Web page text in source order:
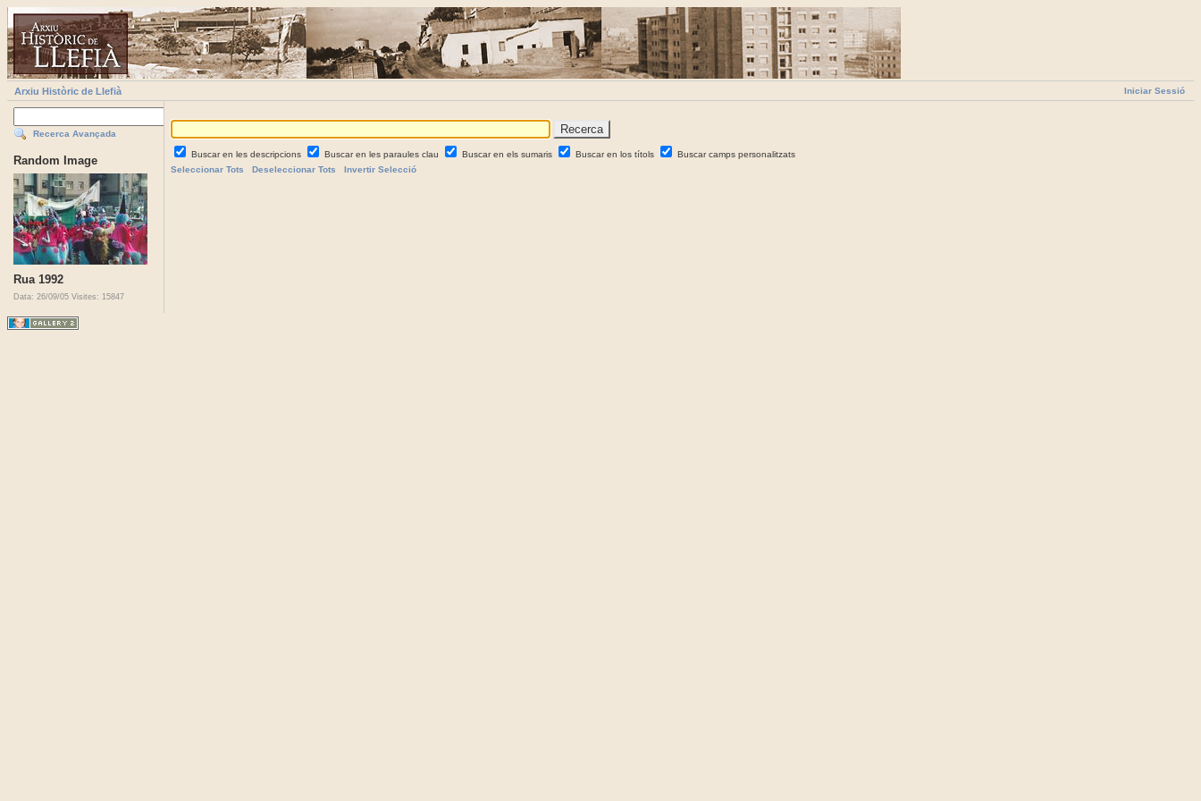
Iniciar Sessió
Arxiu Històric de Llefià
Recerca Avançada
Random Image
Rua 1992
Data: 26/09/05 Visites: 15847
Buscar en les descripcions Buscar en les paraules clau Buscar en els sumaris Buscar en los títols
Buscar camps personalitzats
Seleccionar Tots
Deseleccionar Tots Invertir Selecció